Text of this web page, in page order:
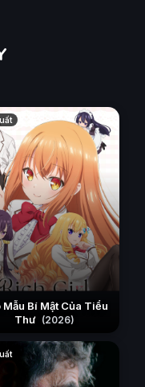
Mẫu Bí Mật Của Tiểu
Thư (2026)